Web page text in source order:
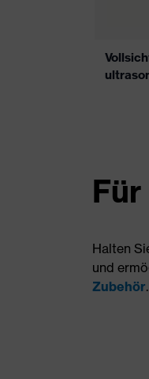
Halten
und
Zubehör.